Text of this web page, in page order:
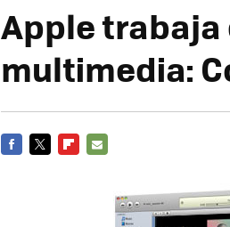
Apple trabaja
multimedia: